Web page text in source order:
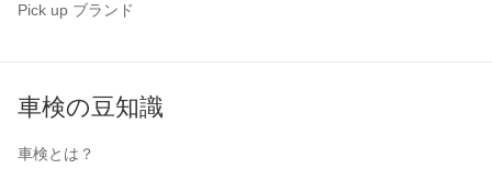
Pick up ブランド
車検の豆知識
車検とは？